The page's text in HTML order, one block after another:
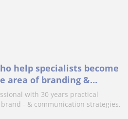
help specialists become
area of branding &
with 30 years practical
- & communication strategies,